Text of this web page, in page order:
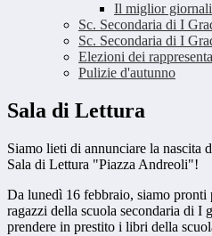
Il miglior
Sc. Secondaria di I
Sc. Secondaria di I
Elezioni dei
Pulizie d'autunno
Sala di Lettura
Siamo lieti di annunciare la nascita
Sala di Lettura "Piazza Andreoli"!
Da lunedì 16 febbraio, siamo pronti
ragazzi della scuola secondaria di
prendere in prestito i libri della